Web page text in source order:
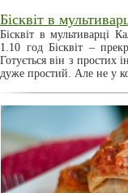
Бісквіт в
Бісквіт в мультиварці
1.10 год Бісквіт –
Готується він з простих
дуже простий. Але не у